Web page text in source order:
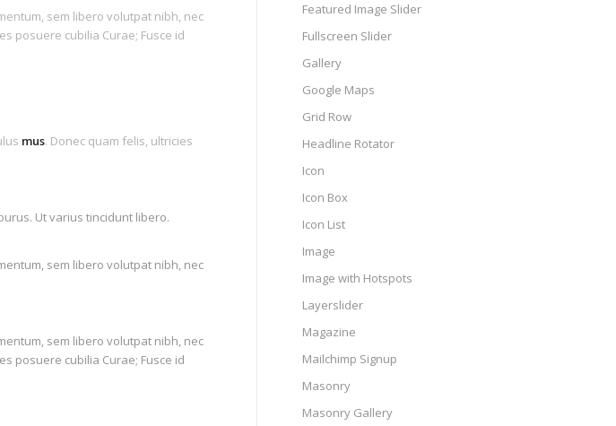
sem libero volutpat nibh, nec
posuere cubilia Curae; Fusce id
mus. Donec quam felis, ultricies
Ut varius tincidunt libero.
sem libero volutpat nibh, nec
sem libero volutpat nibh, nec
posuere cubilia Curae; Fusce id
Featured Image Slider
Fullscreen Slider
Gallery
Google Maps
Grid Row
Headline Rotator
Icon
Icon Box
Icon List
Image
Image with Hotspots
Layerslider
Magazine
Mailchimp Signup
Masonry
Masonry Gallery